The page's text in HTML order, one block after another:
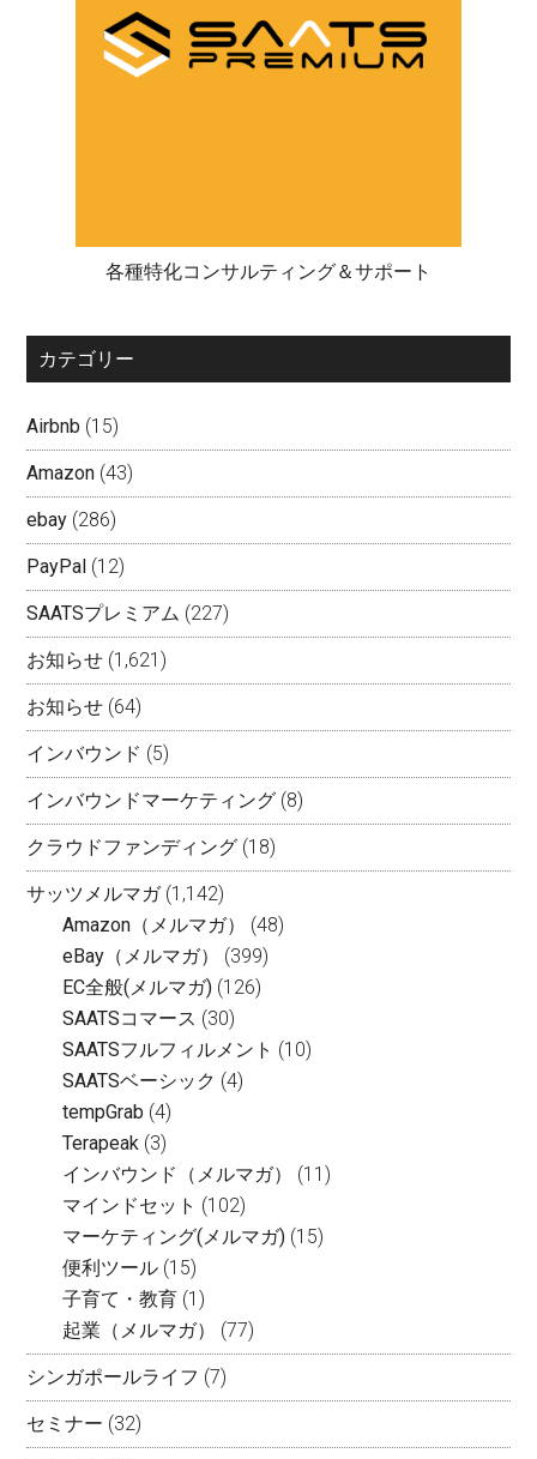
各種特化コンサルティング＆サポート
カテゴリー
Airbnb (15)
Amazon (43)
ebay (286)
PayPal (12)
SAATSプレミアム (227)
お知らせ (1,621)
お知らせ (64)
インバウンド (5)
インバウンドマーケティング (8)
クラウドファンディング (18)
サッツメルマガ(1,142)
Amazon（メルマガ）
(48)
eBay（メルマガ）
(399)
EC全般(メルマガ) (126)
SAATSコマース (30)
SAATSフルフィルメント (10)
SAATSベーシック (4)
tempGrab (4)
Terapeak (3)
インバウンド（メルマガ）
(11)
マインドセット (102)
マーケティング(メルマガ) (15)
便利ツール (15)
子育て・教育 (1)
起業（メルマガ）
(77)
シンガポールライフ (7)
セミナー (32)